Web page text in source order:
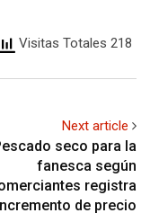
Visitas Totales 218
Next article
seco para la
fanesca según
registra
de precio